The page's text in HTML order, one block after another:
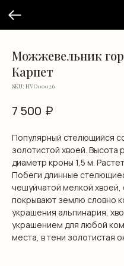
Можжевельник
Карпет
SKU: HVO00026
7 500 ₽
Популярный стелющийся
золотистой хвоей. Высота
диаметр кроны 1,5 м.
Побеги длинные
чешуйчатой мелкой хвоей,
покрывают землю словно
украшения альпинария,
украшением для любой
места, в тени золотистая